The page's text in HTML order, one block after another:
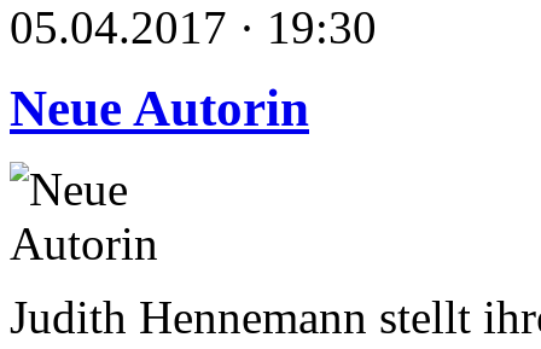
05.04.2017 · 19:30
Neue Autorin
Judith Hennemann stellt